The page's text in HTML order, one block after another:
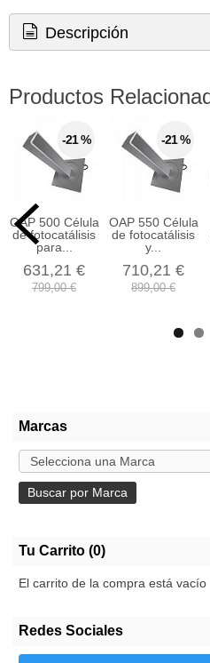
Marcas
Tu Carrito (0)
El carrito de la compra está vacío
Redes Sociales
Descripción
Productos
-21 %
OAP 500 Célula
de fotocatálisis
para...
631,21 €
799,00 €
-21 %
OAP 550 Célula
de fotocatálisis
y...
710,21 €
899,00 €